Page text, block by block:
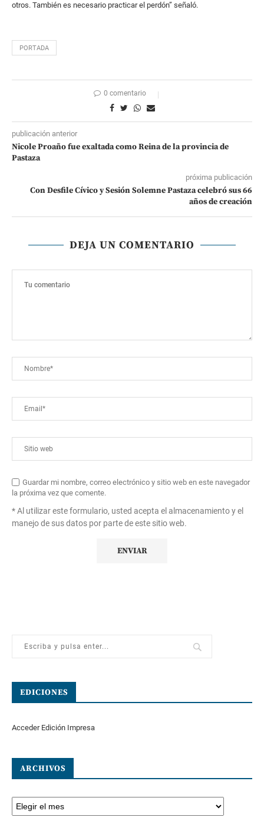
otros. También es necesario practicar el perdón” señaló.
PORTADA
0 comentario
publicación anterior
Nicole Proaño fue exaltada como Reina de la provincia de
Pastaza
próxima publicación
Con Desfile Cívico y Sesión Solemne Pastaza celebró sus 66
años de creación
DEJA UN COMENTARIO
Guardar mi nombre, correo electrónico y sitio web en este navegador
la próxima vez que comente.
* Al utilizar este formulario, usted acepta el almacenamiento y el
manejo de sus datos por parte de este sitio web.
EDICIONES
Acceder Edición Impresa
ARCHIVOS